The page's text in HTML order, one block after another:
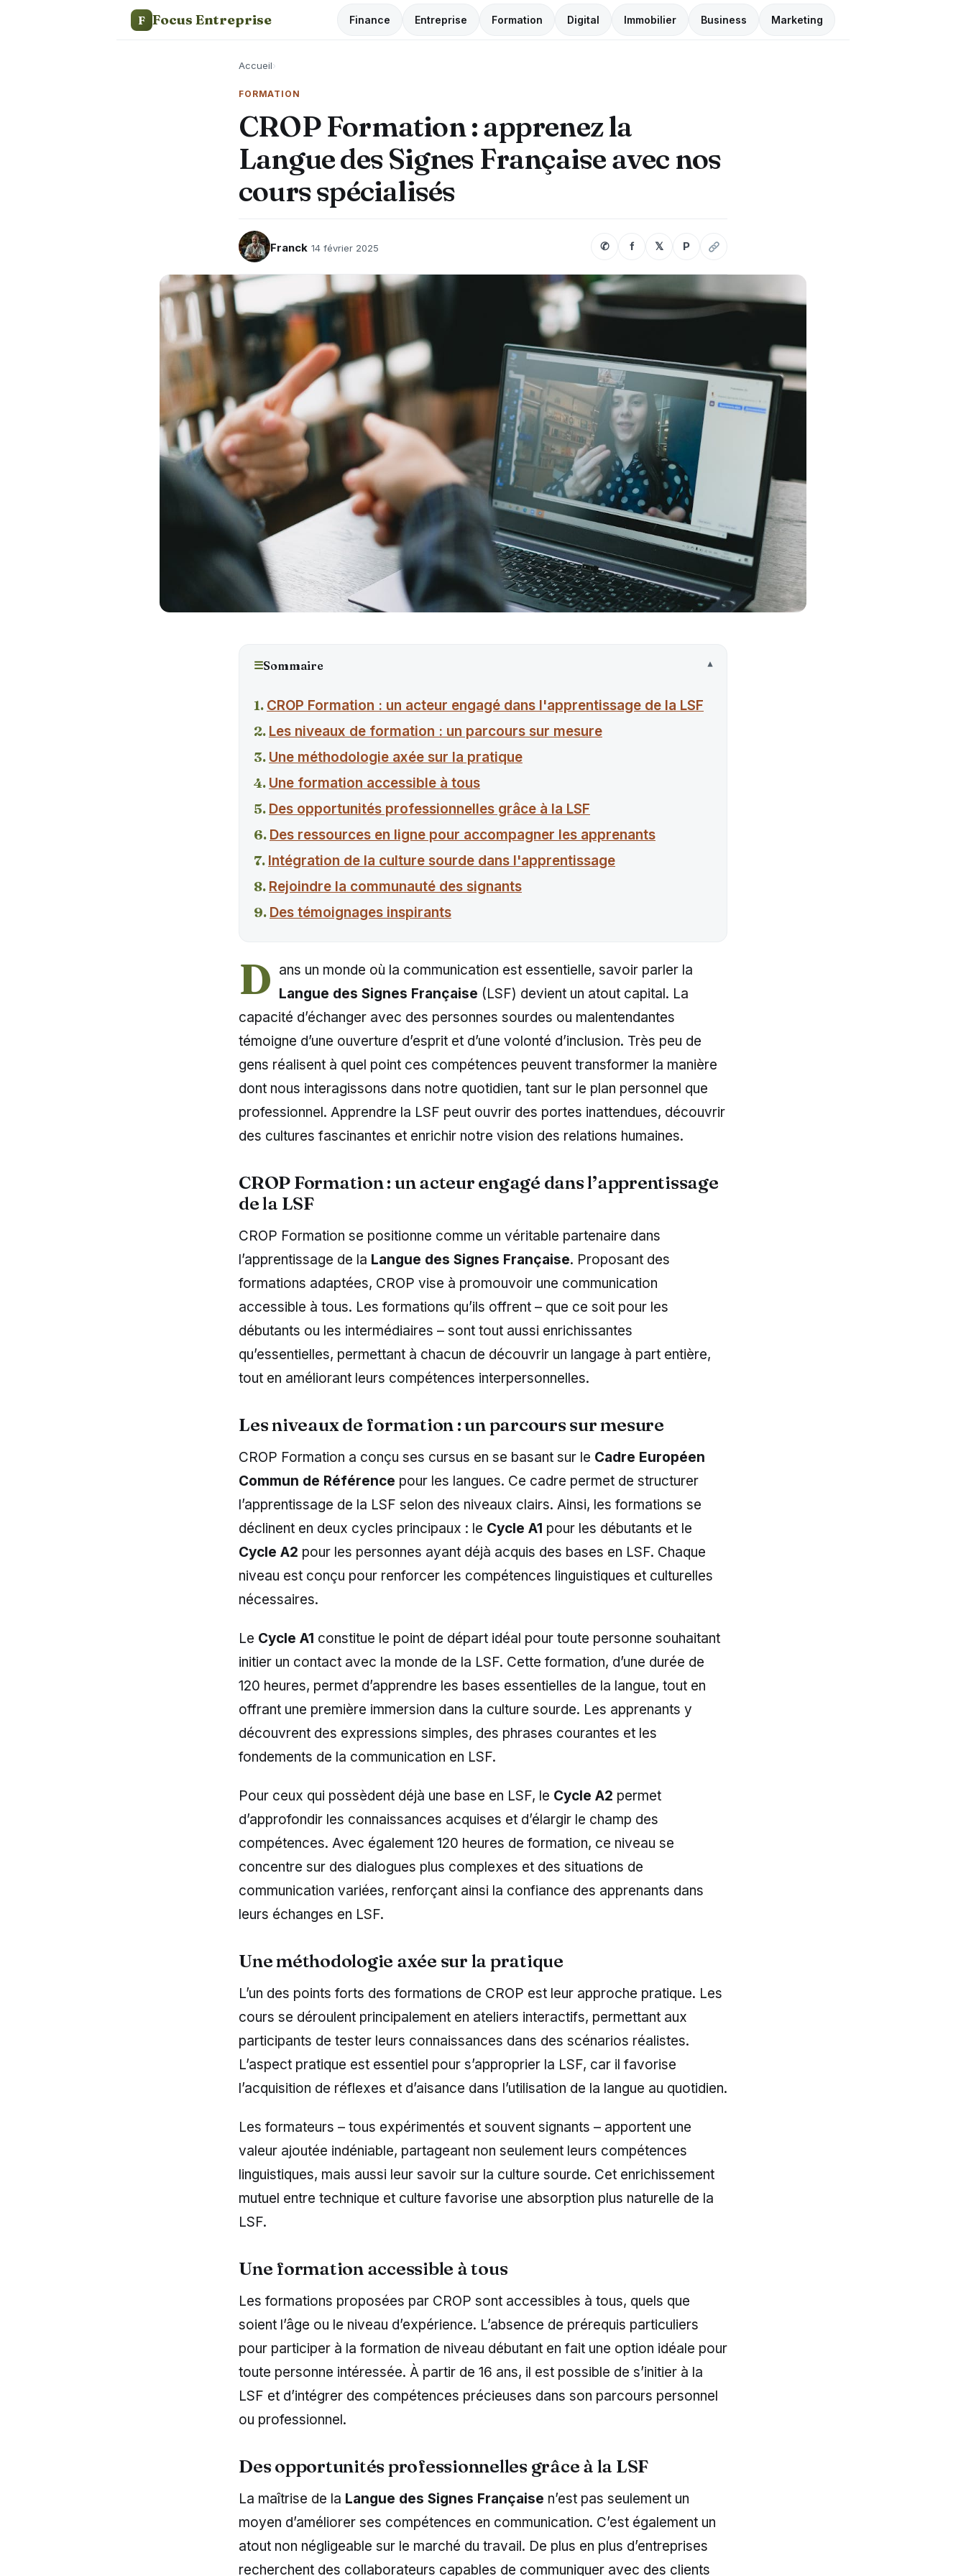
F Focus Entreprise Finance Entreprise Formation Digital Immobilier Business Marketing
Accueil›
FORMATION
CROP Formation : apprenez la
Langue des Signes Française avec nos
cours spécialisés
Franck 14 février 2025 ✆ f 𝕏 P
☰Sommaire
CROP Formation : un acteur engagé dans l'apprentissage de la LSF
Les niveaux de formation : un parcours sur mesure
Une méthodologie axée sur la pratique
Une formation accessible à tous
Des opportunités professionnelles grâce à la LSF
Des ressources en ligne pour accompagner les apprenants
Intégration de la culture sourde dans l'apprentissage
Rejoindre la communauté des signants
Des témoignages inspirants
D ans un monde où la communication est essentielle, savoir parler la
Langue des Signes Française (LSF) devient un atout capital. La
capacité d’échanger avec des personnes sourdes ou malentendantes
témoigne d’une ouverture d’esprit et d’une volonté d’inclusion. Très peu de
gens réalisent à quel point ces compétences peuvent transformer la manière
dont nous interagissons dans notre quotidien, tant sur le plan personnel que
professionnel. Apprendre la LSF peut ouvrir des portes inattendues, découvrir
des cultures fascinantes et enrichir notre vision des relations humaines.
CROP Formation : un acteur engagé dans l’apprentissage
de la LSF
CROP Formation se positionne comme un véritable partenaire dans
l’apprentissage de la Langue des Signes Française. Proposant des
formations adaptées, CROP vise à promouvoir une communication
accessible à tous. Les formations qu’ils offrent – que ce soit pour les
débutants ou les intermédiaires – sont tout aussi enrichissantes
qu’essentielles, permettant à chacun de découvrir un langage à part entière,
tout en améliorant leurs compétences interpersonnelles.
Les niveaux de formation : un parcours sur mesure
CROP Formation a conçu ses cursus en se basant sur le Cadre Européen
Commun de Référence pour les langues. Ce cadre permet de structurer
l’apprentissage de la LSF selon des niveaux clairs. Ainsi, les formations se
déclinent en deux cycles principaux : le Cycle A1 pour les débutants et le
Cycle A2 pour les personnes ayant déjà acquis des bases en LSF. Chaque
niveau est conçu pour renforcer les compétences linguistiques et culturelles
nécessaires.
Le Cycle A1 constitue le point de départ idéal pour toute personne souhaitant
initier un contact avec la monde de la LSF. Cette formation, d’une durée de
120 heures, permet d’apprendre les bases essentielles de la langue, tout en
offrant une première immersion dans la culture sourde. Les apprenants y
découvrent des expressions simples, des phrases courantes et les
fondements de la communication en LSF.
Pour ceux qui possèdent déjà une base en LSF, le Cycle A2 permet
d’approfondir les connaissances acquises et d’élargir le champ des
compétences. Avec également 120 heures de formation, ce niveau se
concentre sur des dialogues plus complexes et des situations de
communication variées, renforçant ainsi la confiance des apprenants dans
leurs échanges en LSF.
Une méthodologie axée sur la pratique
L’un des points forts des formations de CROP est leur approche pratique. Les
cours se déroulent principalement en ateliers interactifs, permettant aux
participants de tester leurs connaissances dans des scénarios réalistes.
L’aspect pratique est essentiel pour s’approprier la LSF, car il favorise
l’acquisition de réflexes et d’aisance dans l’utilisation de la langue au quotidien.
Les formateurs – tous expérimentés et souvent signants – apportent une
valeur ajoutée indéniable, partageant non seulement leurs compétences
linguistiques, mais aussi leur savoir sur la culture sourde. Cet enrichissement
mutuel entre technique et culture favorise une absorption plus naturelle de la
LSF.
Une formation accessible à tous
Les formations proposées par CROP sont accessibles à tous, quels que
soient l’âge ou le niveau d’expérience. L’absence de prérequis particuliers
pour participer à la formation de niveau débutant en fait une option idéale pour
toute personne intéressée. À partir de 16 ans, il est possible de s’initier à la
LSF et d’intégrer des compétences précieuses dans son parcours personnel
ou professionnel.
Des opportunités professionnelles grâce à la LSF
La maîtrise de la Langue des Signes Française n’est pas seulement un
moyen d’améliorer ses compétences en communication. C’est également un
atout non négligeable sur le marché du travail. De plus en plus d’entreprises
recherchent des collaborateurs capables de communiquer avec des clients